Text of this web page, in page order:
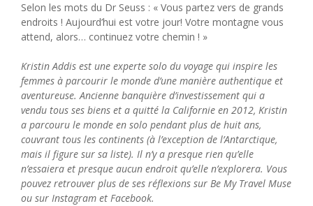
Selon les mots du Dr Seuss : « Vous partez vers de grands
endroits ! Aujourd’hui est votre jour! Votre montagne vous
attend, alors… continuez votre chemin ! »
Kristin Addis est une experte solo du voyage qui inspire les
femmes à parcourir le monde d’une manière authentique et
aventureuse. Ancienne banquière d’investissement qui a
vendu tous ses biens et a quitté la Californie en 2012, Kristin
a parcouru le monde en solo pendant plus de huit ans,
couvrant tous les continents (à l’exception de l’Antarctique,
mais il figure sur sa liste). Il n’y a presque rien qu’elle
n’essaiera et presque aucun endroit qu’elle n’explorera. Vous
pouvez retrouver plus de ses réflexions sur Be My Travel Muse
ou sur Instagram et Facebook.